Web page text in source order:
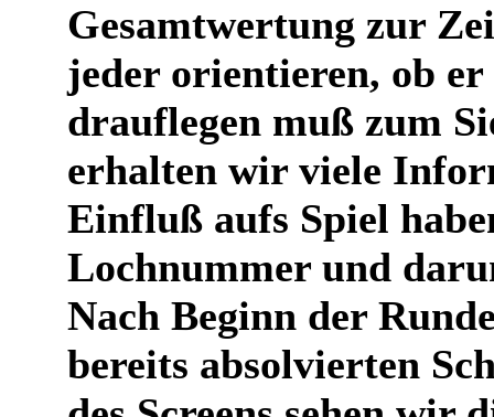
Gesamtwertung zur
jeder orientieren, ob er
drauflegen muß zum
erhalten wir viele
Einfluß aufs Spiel
Lochnummer und
Nach Beginn der
bereits absolvierten